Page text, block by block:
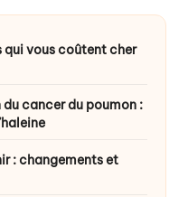
qui vous coûtent cher
cancer du poumon :
: changements et